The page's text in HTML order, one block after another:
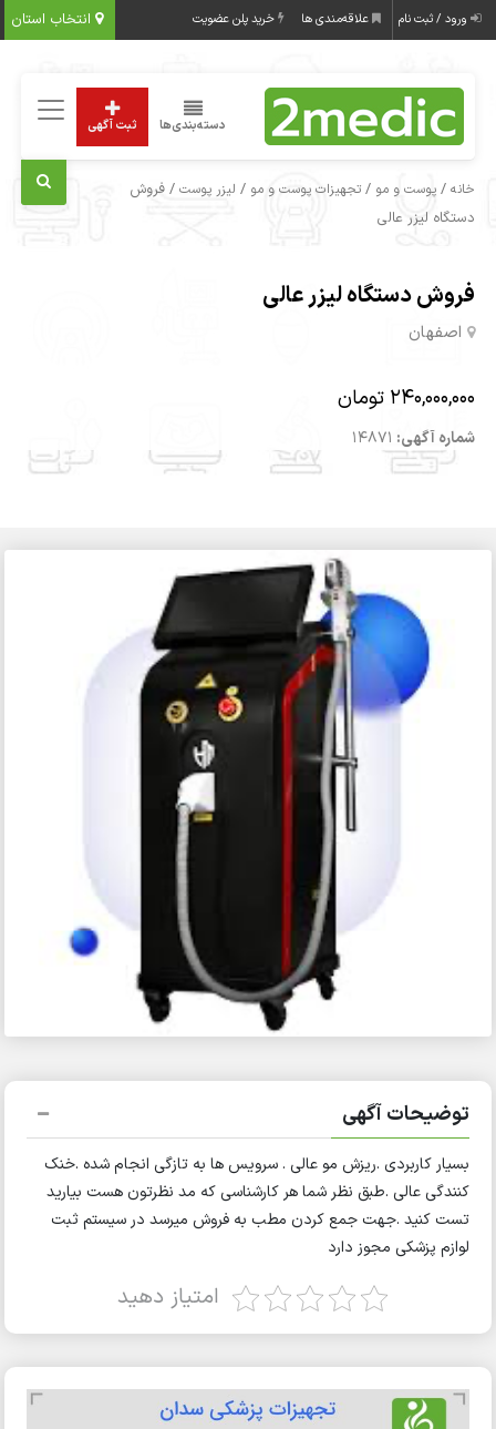
انتخاب استان ورود / ثبت نام علاقه‌مندی ها خرید پلن عضویت
دسته‌بندی‌ها ثبت آگهی
خانه /پوست و مو /تجهیزات پوست و مو / لیزر پوست / فروش
دستگاه لیزر عالی
فروش دستگاه لیزر عالی
اصفهان
240,000,000 تومان
شماره آگهی: 14871
توضیحات آگهی
بسیار کاربردی .ریزش مو عالی . سرویس ها به تازگی انجام شده .خنک
کنندگی عالی .طبق نظر شما هر کارشناسی که مد نظرتون هست بیارید
تست کنید .جهت جمع کردن مطب به فروش میرسد در سیستم ثبت
لوازم پزشکی مجوز دارد
امتیاز دهید